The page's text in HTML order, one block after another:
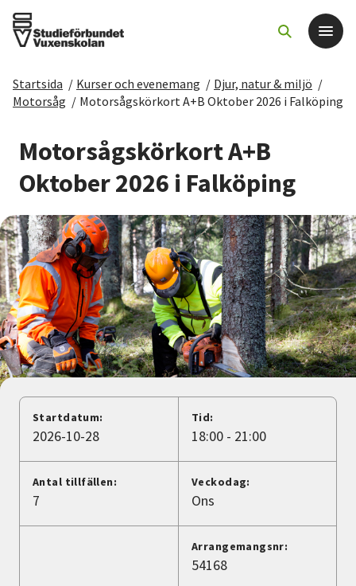
Det här gör vi
För dig som
Sök kurser och evenemang
Om SV
Starta studiecirkel
Cirkelledare
Nyheter
Avdelningar
Lyssna
Startsida / Kurser och evenemang / Djur, natur & miljö /
Motorsåg / Motorsågskörkort A+B Oktober 2026 i Falköping
Motorsågskörkort A+B
Oktober 2026 i Falköping
Startdatum:
2026-10-28
Tid:
18:00 - 21:00
Antal tillfällen:
7
Veckodag:
Ons
Arrangemangsnr:
54168